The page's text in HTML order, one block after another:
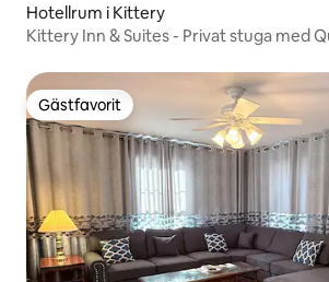
Hotellrum i Kittery
Kittery Inn & Suites - Privat stuga med
Gästfavorit
Gästfavorit